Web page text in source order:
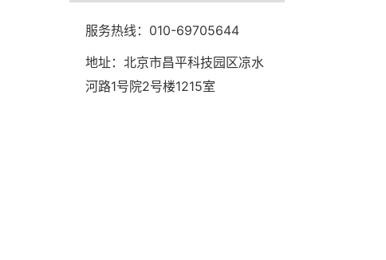
服务热线：010-69705644
地址：北京市昌平科技园区凉水
河路1号院2号楼1215室